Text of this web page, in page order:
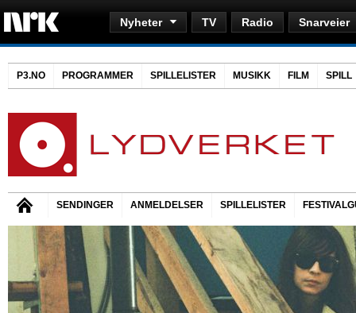
Nyheter TV Radio Snarveier
P3.NO PROGRAMMER SPILLELISTER MUSIKK FILM SPILL
SENDINGER ANMELDELSER SPILLELISTER